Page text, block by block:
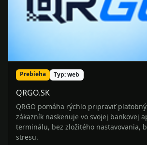
Prebieha Typ: web
QRGO.SK
QRGO pomáha rýchlo pripraviť
zákazník naskenuje vo svojej bankovej
terminálu, bez zložitého nastavovania,
stresu.